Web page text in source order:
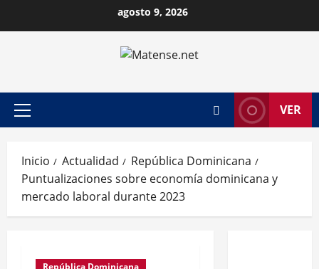
agosto 9, 2026
Menú
VER
Inicio Actualidad
República Dominicana
Puntualizaciones sobre economía dominicana y
mercado laboral durante 2023